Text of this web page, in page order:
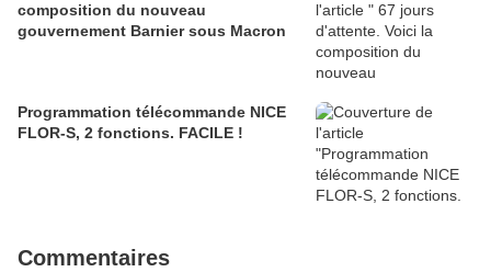
composition du nouveau
gouvernement Barnier sous Macron
Programmation télécommande NICE
FLOR-S, 2 fonctions. FACILE !
Commentaires